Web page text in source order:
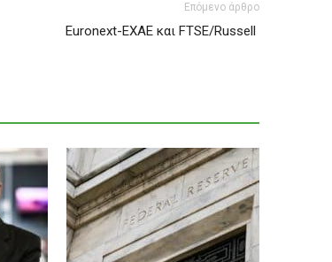
Επόμενο άρθρο
Euronext-EXAE και FTSE/Russell